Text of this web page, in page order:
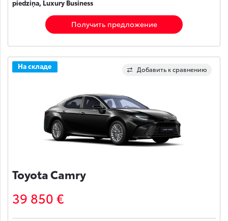
piedziņa, Luxury Business
Получить предложение
Добавить к сравнению
На складе
Toyota Camry
39 850 €